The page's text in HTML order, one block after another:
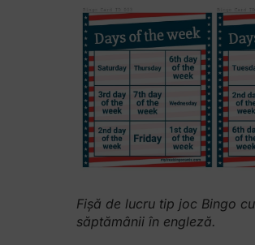
Fișă de lucru tip joc Bingo
săptămânii în engleză.